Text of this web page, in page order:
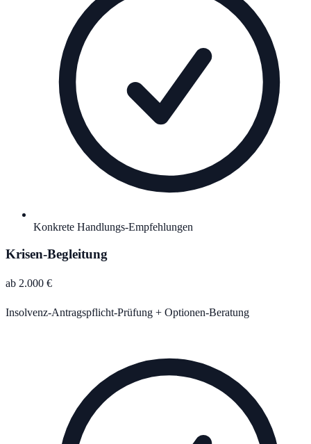
Konkrete Handlungs-Empfehlungen
Krisen-Begleitung
ab 2.000 €
Insolvenz-Antragspflicht-Prüfung + Optionen-Beratung